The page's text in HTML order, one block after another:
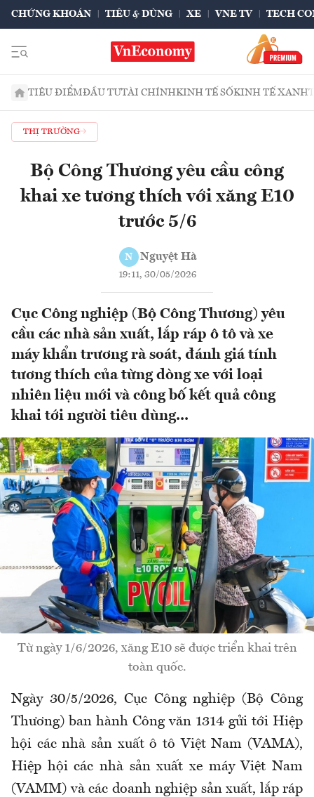
CHỨNG KHOÁN TIÊU & DÙNG XE VNE TV TECH
TIÊU ĐIỂMĐẦU TƯTÀI CHÍNHKINH TẾ SỐKINH TẾ XANH
THỊ TRƯỜNG
Bộ Công Thương yêu cầu công
khai xe tương thích với xăng E10
trước 5/6
N Nguyệt Hà
19:11, 30/05/2026
Cục Công nghiệp (Bộ Công Thương) yêu
cầu các nhà sản xuất, lắp ráp ô tô và xe
máy khẩn trương rà soát, đánh giá tính
tương thích của từng dòng xe với loại
nhiên liệu mới và công bố kết quả công
khai tới người tiêu dùng...
Từ ngày 1/6/2026, xăng E10 sẽ được triển khai trên
toàn quốc.
Ngày 30/5/2026, Cục Công nghiệp (Bộ Công
Thương) ban hành Công văn 1314 gửi tới Hiệp
hội các nhà sản xuất ô tô Việt Nam (VAMA),
Hiệp hội các nhà sản xuất xe máy Việt Nam
(VAMM) và các doanh nghiệp sản xuất, lắp ráp